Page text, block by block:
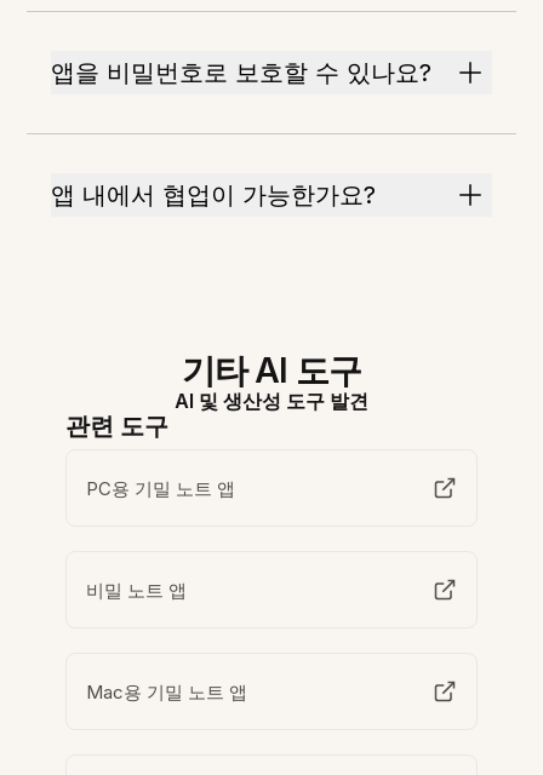
앱을 비밀번호로 보호할 수 있나요?
앱 내에서 협업이 가능한가요?
기타 AI 도구
AI 및 생산성 도구 발견
관련 도구
PC용 기밀 노트 앱
비밀 노트 앱
Mac용 기밀 노트 앱